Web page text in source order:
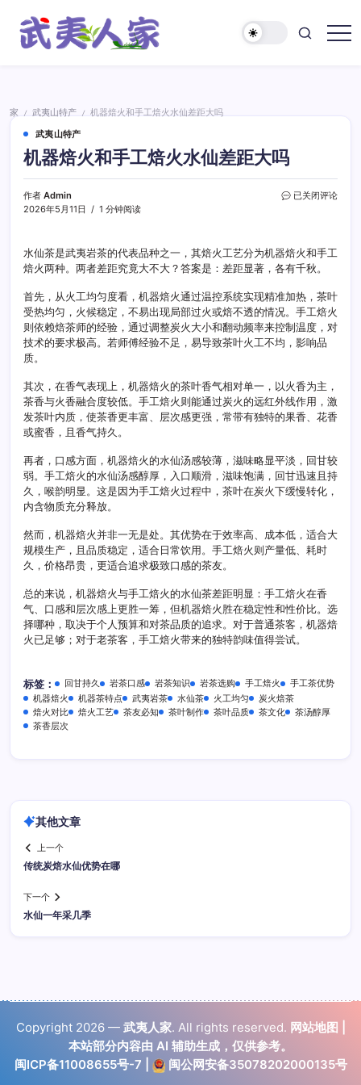
家
家 / 武夷山特产 /
机器焙火和手工焙火水仙差距大吗
武夷山特产
机器焙火和手工焙火水仙差距大吗
作者 Admin
2026年5月11日
1 分钟阅读
机
和
手
工
焙
火
水
仙
差
吗
已关闭评论
水仙茶是武夷岩茶的代表品种之一，其焙火工艺分为机器焙火和手工
焙火两种。两者差距究竟大不大？答案是：差距显著，各有千秋。
首先，从火工均匀度看，机器焙火通过温控系统实现精准加热，茶叶
受热均匀，火候稳定，不易出现局部过火或焙不透的情况。手工焙火
则依赖焙茶师的经验，通过调整炭火大小和翻动频率来控制温度，对
技术的要求极高。若师傅经验不足，易导致茶叶火工不均，影响品
质。
其次，在香气表现上，机器焙火的茶叶香气相对单一，以火香为主，
茶香与火香融合度较低。手工焙火则能通过炭火的远红外线作用，激
发茶叶内质，使茶香更丰富、层次感更强，常带有独特的果香、花香
或蜜香，且香气持久。
再者，口感方面，机器焙火的水仙汤感较薄，滋味略显平淡，回甘较
弱。手工焙火的水仙汤感醇厚，入口顺滑，滋味饱满，回甘迅速且持
久，喉韵明显。这是因为手工焙火过程中，茶叶在炭火下缓慢转化，
内含物质充分释放。
然而，机器焙火并非一无是处。其优势在于效率高、成本低，适合大
规模生产，且品质稳定，适合日常饮用。手工焙火则产量低、耗时
久，价格昂贵，更适合追求极致口感的茶友。
总的来说，机器焙火与手工焙火的水仙茶差距明显：手工焙火在香
气、口感和层次感上更胜一筹，但机器焙火胜在稳定性和性价比。选
择哪种，取决于个人预算和对茶品质的追求。对于普通茶客，机器焙
火已足够；对于老茶客，手工焙火带来的独特韵味值得尝试。
标签： 回甘持久 岩茶口感 岩茶知识 岩茶选购 手工焙火
手工茶优势
机器焙火
机器茶特点 武夷岩茶 水仙茶 火工均匀
炭火焙茶
焙火对比
焙火工艺 茶友必知 茶叶制作 茶叶品质 茶文化
茶汤醇厚
茶香层次
其他文章
上一个
传统炭焙水仙优势在哪
下一个
水仙一年采几季
Copyright 2026 — 武夷人家. All rights reserved. 网站地图
本站部分内容由 AI 辅助生成，仅供参考。
闽ICP备11008655号-7
闽公网安备35078202000135号